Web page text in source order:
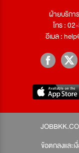
ฝ่ายบริกา
โทร :
อีเมล :
ข้อตกลงและ